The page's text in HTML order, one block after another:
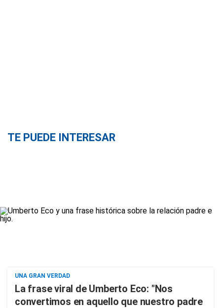
TE PUEDE INTERESAR
UNA GRAN VERDAD
La frase viral de Umberto Eco: "Nos
convertimos en aquello que nuestro padre